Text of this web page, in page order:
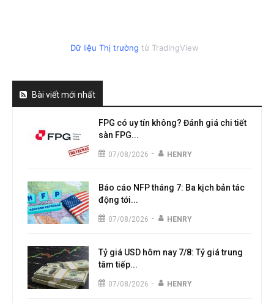
Dữ liệu Thị trường từ TradingView
Bài viết mới nhất
FPG có uy tín không? Đánh giá chi tiết
sàn FPG...
07/08/2026 - HENRY
Báo cáo NFP tháng 7: Ba kịch bản tác
động tới...
07/08/2026 - HENRY
Tỷ giá USD hôm nay 7/8: Tỷ giá trung
tâm tiếp...
07/08/2026 - HENRY